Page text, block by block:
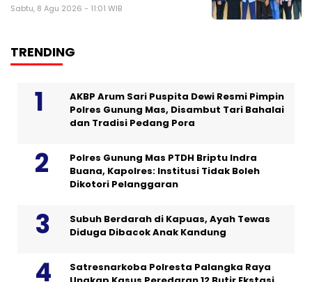
Sabtu, 8 Agu 2026 - 11:01 WIB
TRENDING
AKBP Arum Sari Puspita Dewi Resmi Pimpin
Polres Gunung Mas, Disambut Tari Bahalai
dan Tradisi Pedang Pora
Polres Gunung Mas PTDH Briptu Indra
Buana, Kapolres: Institusi Tidak Boleh
Dikotori Pelanggaran
Subuh Berdarah di Kapuas, Ayah Tewas
Diduga Dibacok Anak Kandung
Satresnarkoba Polresta Palangka Raya